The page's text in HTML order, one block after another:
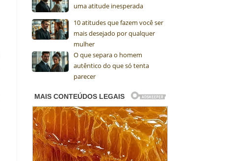
uma atitude inesperada
10 atitudes que fazem você ser
mais desejado por qualquer
mulher
O que separa o homem
autêntico do que só tenta
parecer